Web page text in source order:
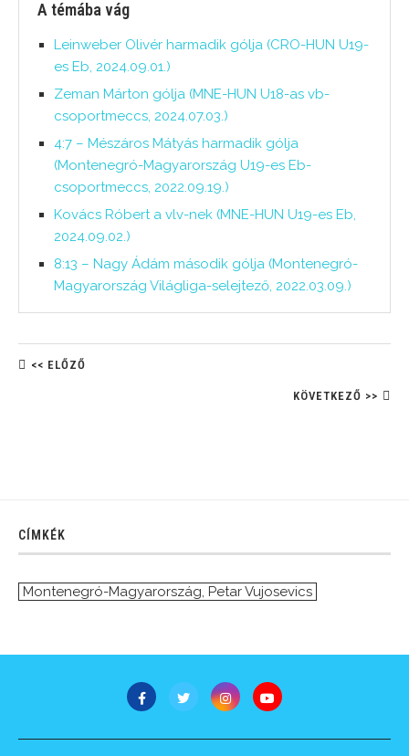
A témába vág
Leinweber Olivér harmadik gólja (CRO-HUN U19-
es Eb, 2024.09.01.)
Zeman Márton gólja (MNE-HUN U18-as vb-
csoportmeccs, 2024.07.03.)
4:7 – Mészáros Mátyás harmadik gólja
(Montenegró-Magyarország U19-es Eb-
csoportmeccs, 2022.09.19.)
Kovács Róbert a vlv-nek (MNE-HUN U19-es Eb,
2024.09.02.)
8:13 – Nagy Ádám második gólja (Montenegró-
Magyarország Világliga-selejtező, 2022.03.09.)
<< ELŐZŐ
KÖVETKEZŐ >>
CÍMKÉK
Montenegró-Magyarország, Petar Vujosevics